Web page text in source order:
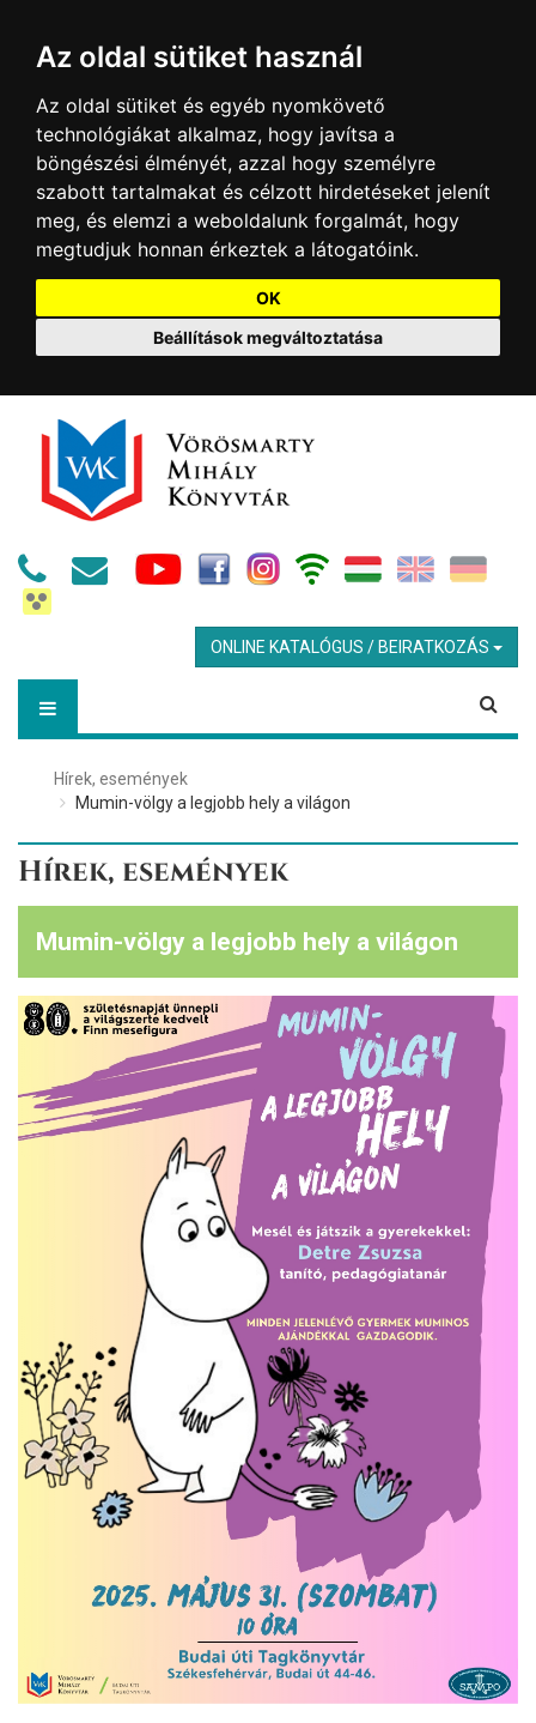
Az oldal sütiket használ
Az oldal sütiket és egyéb nyomkövető
technológiákat alkalmaz, hogy javítsa a
böngészési élményét, azzal hogy személyre
szabott tartalmakat és célzott hirdetéseket jelenít
meg, és elemzi a weboldalunk forgalmát, hogy
megtudjuk honnan érkeztek a látogatóink.
OK
Beállítások megváltoztatása
ONLINE KATALÓGUS / BEIRATKOZÁS
Hírek, események
Mumin-völgy a legjobb hely a világon
Hírek, események
Mumin-völgy a legjobb hely a világon